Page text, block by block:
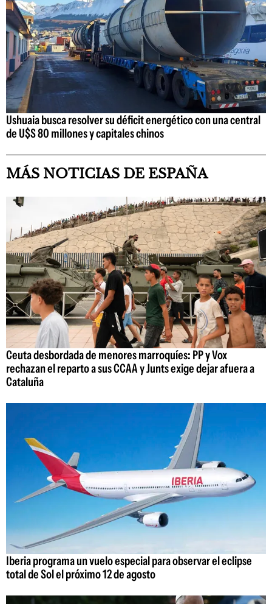
Ushuaia busca resolver su déficit energético con una central
de U$S 80 millones y capitales chinos
MÁS NOTICIAS DE ESPAÑA
Ceuta desbordada de menores marroquíes: PP y Vox
rechazan el reparto a sus CCAA y Junts exige dejar afuera a
Cataluña
Iberia programa un vuelo especial para observar el eclipse
total de Sol el próximo 12 de agosto